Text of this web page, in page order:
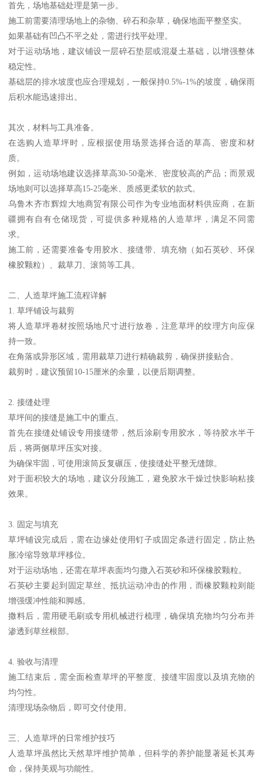
首先，场地基础处理是第一步。
施工前需要清理场地上的杂物、碎石和杂草，确保地面平整坚实。
如果基础有凹凸不平之处，需进行找平处理。
对于运动场地，建议铺设一层碎石垫层或混凝土基础，以增强整体
稳定性。
基础层的排水坡度也应合理规划，一般保持0.5%-1%的坡度，确保雨
后积水能迅速排出。
其次，材料与工具准备。
在选购人造草坪时，应根据使用场景选择合适的草高、密度和材
质。
例如，运动场地建议选择草高30-50毫米、密度较高的产品；而景观
场地则可以选择草高15-25毫米、质感更柔软的款式。
乌鲁木齐市辉煌大地商贸有限公司作为专业地面材料供应商，在新
疆拥有自有仓储现货，可提供多种规格的人造草坪，满足不同需
求。
施工前，还需要准备专用胶水、接缝带、填充物（如石英砂、环保
橡胶颗粒）、裁草刀、滚筒等工具。
二、人造草坪施工流程详解
1. 草坪铺设与裁剪
将人造草坪卷材按照场地尺寸进行放卷，注意草坪的纹理方向应保
持一致。
在角落或异形区域，需用裁草刀进行精确裁剪，确保拼接贴合。
裁剪时，建议预留10-15厘米的余量，以便后期调整。
2. 接缝处理
草坪间的接缝是施工中的重点。
首先在接缝处铺设专用接缝带，然后涂刷专用胶水，等待胶水半干
后，将两侧草坪压实对接。
为确保牢固，可使用滚筒反复碾压，使接缝处平整无缝隙。
对于面积较大的场地，建议分段施工，避免胶水干燥过快影响粘接
效果。
3. 固定与填充
草坪铺设完成后，需在边缘处使用钉子或固定条进行固定，防止热
胀冷缩导致草坪移位。
对于运动场地，还需在草坪表面均匀撒入石英砂和环保橡胶颗粒。
石英砂主要起到固定草丝、抵抗运动冲击的作用，而橡胶颗粒则能
增强缓冲性能和脚感。
撒料后，需用硬毛刷或专用机械进行梳理，确保填充物均匀分布并
渗透到草丝根部。
4. 验收与清理
施工结束后，需全面检查草坪的平整度、接缝牢固度以及填充物的
均匀性。
清理现场杂物后，即可交付使用。
三、人造草坪的日常维护技巧
人造草坪虽然比天然草坪维护简单，但科学的养护能显著延长其寿
命，保持美观与功能性。